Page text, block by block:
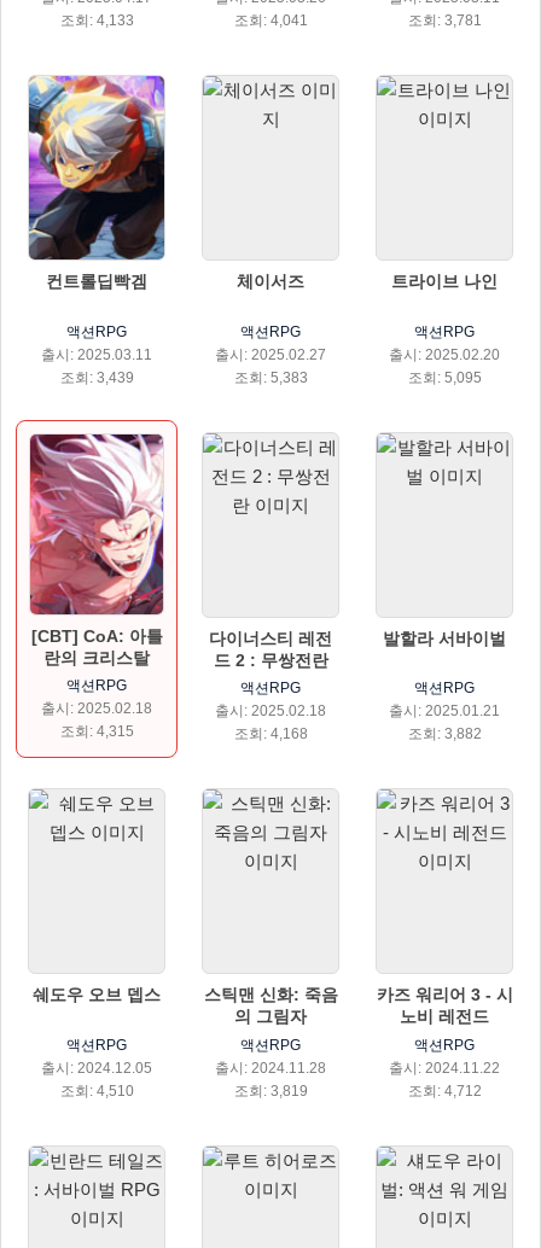
조회: 4,133
조회: 4,041
조회: 3,781
컨트롤딥빡겜
액션RPG
출시: 2025.03.11
조회: 3,439
체이서즈
액션RPG
출시: 2025.02.27
조회: 5,383
트라이브 나인
액션RPG
출시: 2025.02.20
조회: 5,095
[CBT] CoA: 아틀
란의 크리스탈
액션RPG
출시: 2025.02.18
조회: 4,315
다이너스티 레전
드 2 : 무쌍전란
액션RPG
출시: 2025.02.18
조회: 4,168
발할라 서바이벌
액션RPG
출시: 2025.01.21
조회: 3,882
쉐도우 오브 뎁스
액션RPG
출시: 2024.12.05
조회: 4,510
스틱맨 신화: 죽음
의 그림자
액션RPG
출시: 2024.11.28
조회: 3,819
카즈 워리어 3 - 시
노비 레전드
액션RPG
출시: 2024.11.22
조회: 4,712